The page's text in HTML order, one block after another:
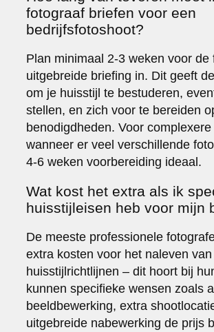
fotograaf briefen voor een
bedrijfsfotoshoot?
Plan minimaal 2-3 weken voor de
uitgebreide briefing in. Dit geeft
om je huisstijl te bestuderen,
stellen, en zich voor te bereiden
benodigdheden. Voor
wanneer er veel verschillende
4-6 weken voorbereiding ideaal.
Wat kost het extra als ik
huisstijleisen heb voor mijn
De meeste professionele
extra kosten voor het naleven van
huisstijlrichtlijnen – dit hoort bij
kunnen specifieke wensen zoals
beeldbewerking, extra
uitgebreide nabewerking de prijs